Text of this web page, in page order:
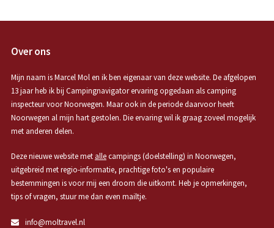
Over ons
Mijn naam is Marcel Mol en ik ben eigenaar van deze website. De afgelopen
13 jaar heb ik bij Campingnavigator ervaring opgedaan als camping
inspecteur voor Noorwegen. Maar ook in de periode daarvoor heeft
Noorwegen al mijn hart gestolen. Die ervaring wil ik graag zoveel mogelijk
met anderen delen.
Deze nieuwe website met allecampings (doelstelling) in Noorwegen,
uitgebreid met regio-informatie, prachtige foto's en populaire
bestemmingen is voor mij een droom die uitkomt. Heb je opmerkingen,
tips of vragen, stuur me dan even mailtje.
info@moltravel.nl